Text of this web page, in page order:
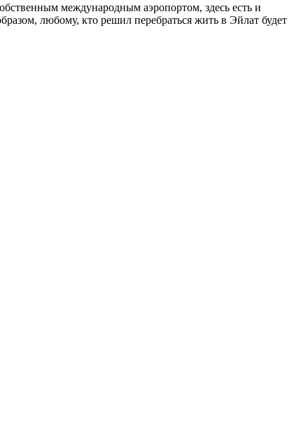
международным аэропортом, здесь есть и
любому, кто решил перебраться жить в Эйлат будет